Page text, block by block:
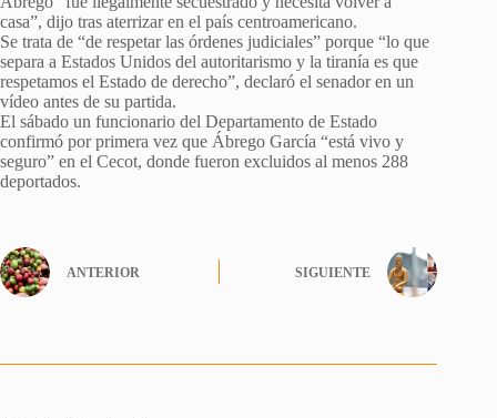
casa”, dijo tras aterrizar en el país centroamericano.
Se trata de “de respetar las órdenes judiciales” porque “lo que
separa a Estados Unidos del autoritarismo y la tiranía es que
respetamos el Estado de derecho”, declaró el senador en un
vídeo antes de su partida.
El sábado un funcionario del Departamento de Estado
confirmó por primera vez que Ábrego García “está vivo y
seguro” en el Cecot, donde fueron excluidos al menos 288
deportados.
ANTERIOR SIGUIENTE